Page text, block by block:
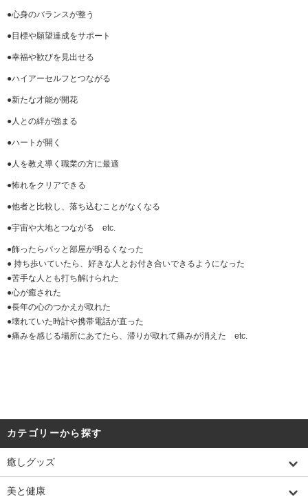
●心身のバランスが整う
●目標や願望達成をサポート
●幸福や歓びを見出せる
●ハイアーセルフとつながる
●新たな才能が開花
●人との絆が強まる
●ハートが開く
●人を教え導く職業の方に最適
●怖れをクリアできる
●他者と比較し、落ち込むことがなくなる
●宇宙や大地とつながる etc.
●飾ったらパッと部屋が明るくなった
● 持ち歩いていたら、好きな人とお付き合いできるようになった
●苦手な人とも打ち解けられた
●心が癒された
●長年の心のつかえが取れた
●壊れていた時計や携帯電話が直った
●痛みを感じる場所にあてたら、滞りが取れて痛みが消えた etc.
カテゴリーから探す
癒しグッズ
美と健康